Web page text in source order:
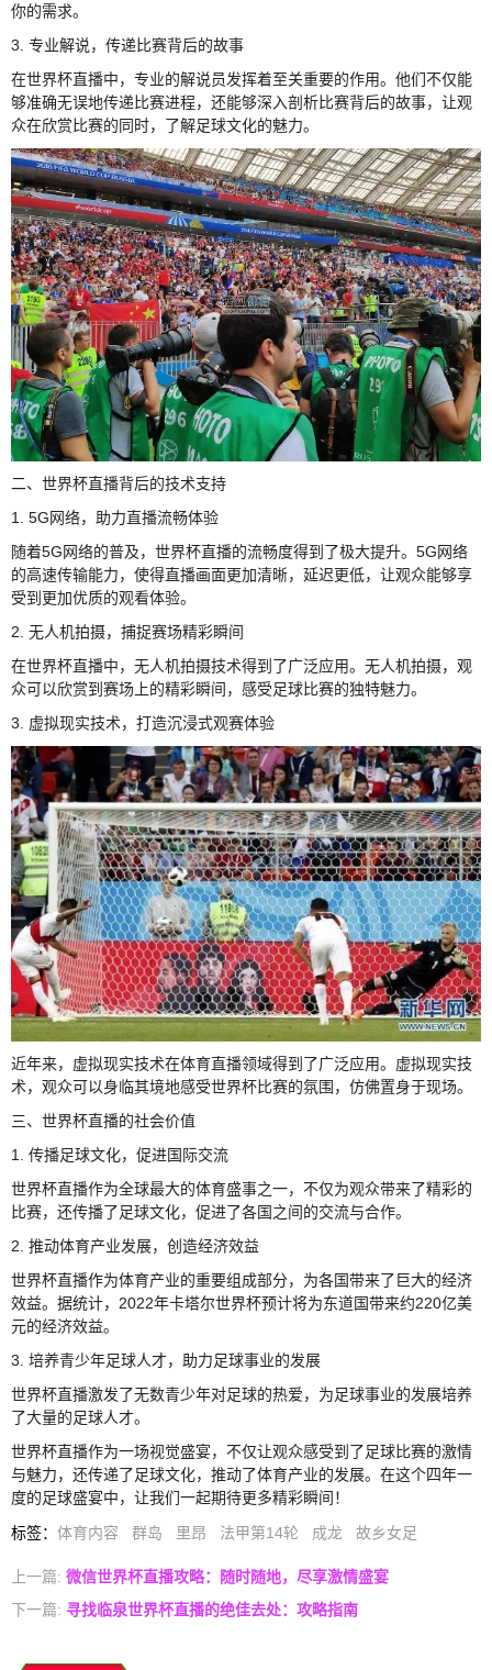
你的需求。
3. 专业解说，传递比赛背后的故事
在世界杯直播中，专业的解说员发挥着至关重要的作用。他们不仅能
够准确无误地传递比赛进程，还能够深入剖析比赛背后的故事，让观
众在欣赏比赛的同时，了解足球文化的魅力。
二、世界杯直播背后的技术支持
1. 5G网络，助力直播流畅体验
随着5G网络的普及，世界杯直播的流畅度得到了极大提升。5G网络
的高速传输能力，使得直播画面更加清晰，延迟更低，让观众能够享
受到更加优质的观看体验。
2. 无人机拍摄，捕捉赛场精彩瞬间
在世界杯直播中，无人机拍摄技术得到了广泛应用。无人机拍摄，观
众可以欣赏到赛场上的精彩瞬间，感受足球比赛的独特魅力。
3. 虚拟现实技术，打造沉浸式观赛体验
近年来，虚拟现实技术在体育直播领域得到了广泛应用。虚拟现实技
术，观众可以身临其境地感受世界杯比赛的氛围，仿佛置身于现场。
三、世界杯直播的社会价值
1. 传播足球文化，促进国际交流
世界杯直播作为全球最大的体育盛事之一，不仅为观众带来了精彩的
比赛，还传播了足球文化，促进了各国之间的交流与合作。
2. 推动体育产业发展，创造经济效益
世界杯直播作为体育产业的重要组成部分，为各国带来了巨大的经济
效益。据统计，2022年卡塔尔世界杯预计将为东道国带来约220亿美
元的经济效益。
3. 培养青少年足球人才，助力足球事业的发展
世界杯直播激发了无数青少年对足球的热爱，为足球事业的发展培养
了大量的足球人才。
世界杯直播作为一场视觉盛宴，不仅让观众感受到了足球比赛的激情
与魅力，还传递了足球文化，推动了体育产业的发展。在这个四年一
度的足球盛宴中，让我们一起期待更多精彩瞬间！
标签： 体育内容 群岛 里昂 法甲第14轮 成龙 故乡女足
上一篇: 微信世界杯直播攻略：随时随地，尽享激情盛宴
下一篇: 寻找临泉世界杯直播的绝佳去处：攻略指南